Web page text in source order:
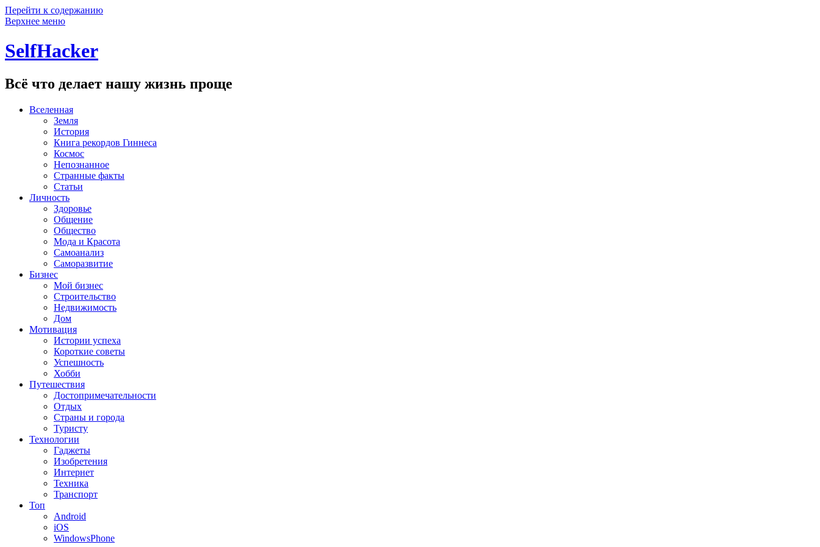
Перейти к содержанию
Верхнее меню
SelfHacker
Всё что делает нашу жизнь проще
Вселенная
Земля
История
Книга рекордов Гиннеса
Космос
Непознанное
Странные факты
Статьи
Личность
Здоровье
Общение
Общество
Мода и Красота
Самоанализ
Саморазвитие
Бизнес
Мой бизнес
Строительство
Недвижимость
Дом
Мотивация
Истории успеха
Короткие советы
Успешность
Хобби
Путешествия
Достопримечательности
Отдых
Страны и города
Туристу
Технологии
Гаджеты
Изобретения
Интернет
Техника
Транспорт
Топ
Android
iOS
WindowsPhone